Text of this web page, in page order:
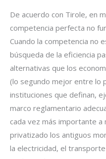
De acuerdo con Tirole, en
competencia perfecta no
Cuando la competencia no
búsqueda de la eficiencia
alternativas que los
(lo segundo mejor entre lo
instituciones que definan,
marco reglamentario
cada vez más importante a
privatizado los antiguos
la electricidad, el